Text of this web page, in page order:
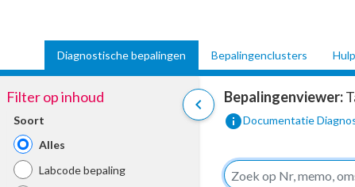
Diagnostische bepalingen Bepalingenclusters
chevron_left
Filter op inhoud
Soort
Alles
Labcode bepaling
Bepalingenviewer:
infoDocumentatie